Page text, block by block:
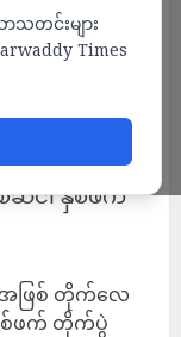
တင်းများ
Times
စစ်အဖြစ် တိုက်
ဆင်၊ နှစ်ဖက်
အဖြစ် တိုက်လေ
စ်ဖက် တိုက်ပွဲ